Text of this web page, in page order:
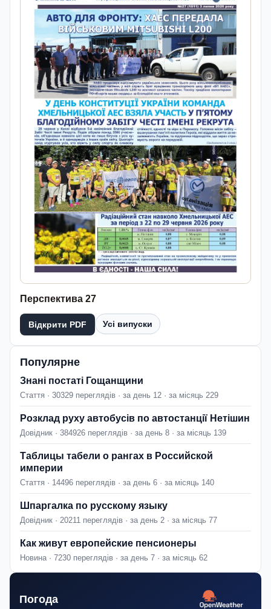
Перспектива 27
Відкрити PDF Усі випуски
Популярне
Знані постаті Гощанщини
Стаття · 30329 переглядів · за день 12 · за місяць 229
Розклад руху автобусів по автостанції Нетішин
Довідник · 384926 переглядів · за день 8 · за місяць 139
Таблицы табели о рангах в Российской
империи
Стаття · 14496 переглядів · за день 6 · за місяць 140
Шпаргалка по русскому языку
Довідник · 20211 переглядів · за день 2 · за місяць 77
Как живут европейские пенсионеры
Новина · 7230 переглядів · за день 7 · за місяць 62
Погода